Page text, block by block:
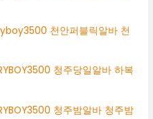
천안퍼블릭알바 천
청주당일알바 하복
청주밤알바 청주밤